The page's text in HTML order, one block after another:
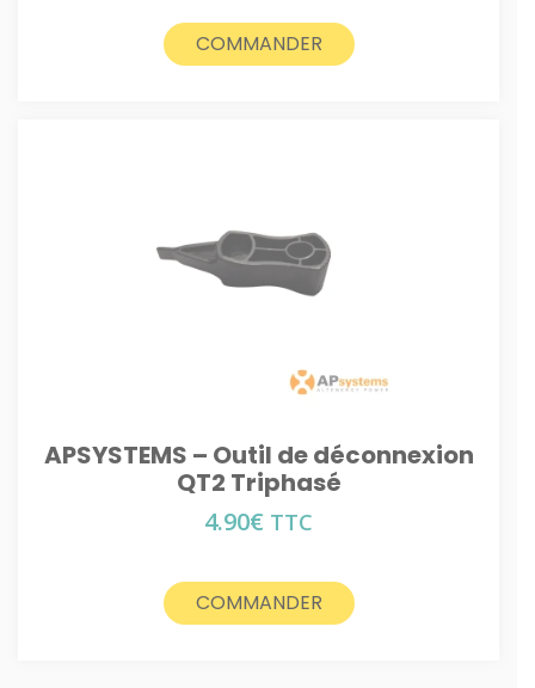
COMMANDER
APSYSTEMS – Outil de déconnexion
QT2 Triphasé
4.90€ TTC
COMMANDER